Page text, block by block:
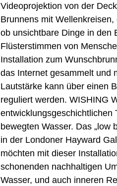
Videoprojektion von der
Brunnens mit
ob unsichtbare Dinge in den
Flüsterstimmen von
Installation zum
das Internet gesammelt und
Lautstärke kann über einen
reguliert werden. WISHING
entwicklungsgeschichtlichen
bewegten Wasser. Das „low
in der Londoner Hayward
möchten mit dieser
schonenden nachhaltigen
Wasser, und auch inneren